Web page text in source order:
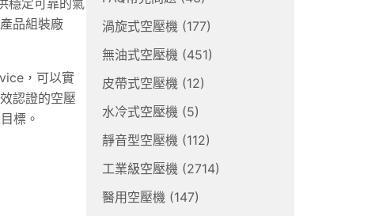
品組裝廠
，可以實
認證的空壓
標。
渦旋式空壓機 (177)
無油式空壓機 (451)
皮帶式空壓機 (12)
水冷式空壓機 (5)
靜音型空壓機 (112)
工業級空壓機 (2714)
醫用空壓機 (147)